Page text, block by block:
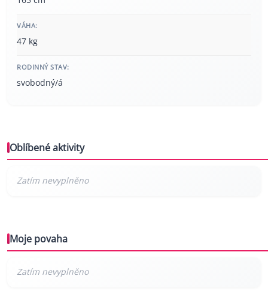
VÁHA:
47 kg
RODINNÝ STAV:
svobodný/á
Oblíbené aktivity
Moje povaha